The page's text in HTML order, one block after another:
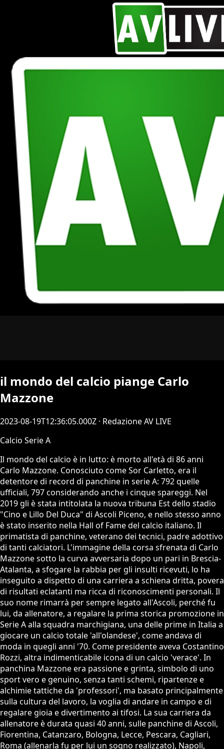
il mondo del calcio piange Carlo
Mazzone
2023-08-19T12:36:05.000Z · Redazione AV LIVE
Calcio Serie A
Il mondo del calcio è in lutto: è morto all'età di 86 anni
Carlo Mazzone. Conosciuto come Sor Carletto, era il
detentore di record di panchine in serie A: 792 quelle
ufficiali, 797 considerando anche i cinque spareggi. Nel
2019 gli è stata intitolata la nuova tribuna Est dello stadio
"Cino e Lillo Del Duca" di Ascoli Piceno, e nello stesso anno
è stato inserito nella Hall of Fame del calcio italiano. Il
primatista di panchine, veterano dei tecnici, padre adottivo
di tanti calciatori. L'immagine della corsa sfrenata di Carlo
Mazzone sotto la curva avversaria dopo un pari in Brescia-
Atalanta, a sfogare la rabbia per gli insulti ricevuti, lo ha
inseguito a dispetto di una carriera a schiena dritta, povera
di risultati eclatanti ma ricca di riconoscimenti personali. Il
suo nome rimarrà per sempre legato all'Ascoli, perché fu
lui, da allenatore, a regalare la prima storica promozione in
Serie A alla squadra marchigiana, una delle prime in Italia a
giocare un calcio totale 'all'olandese', come andava di
moda in quegli anni '70. Come presidente aveva Costantino
Rozzi, altra indimenticabile icona di un calcio 'verace'. In
panchina Mazzone era passione e grinta, simbolo di uno
sport vero e genuino, senza tanti schemi, ripartenze e
alchimie tattiche da 'professori', ma basato principalmente
sulla cultura del lavoro, la voglia di andare in campo e di
regalare gioia e divertimento ai tifosi. La sua carriera da
allenatore è durata quasi 40 anni, sulle panchine di Ascoli,
Fiorentina, Catanzaro, Bologna, Lecce, Pescara, Cagliari,
Roma (allenarla fu per lui un sogno realizzato), Napoli,